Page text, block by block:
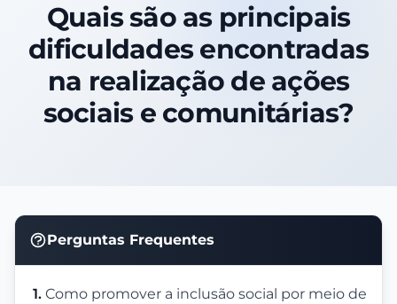
Quais são as principais
dificuldades encontradas
na realização de ações
sociais e comunitárias?
Perguntas Frequentes
1. Como promover a inclusão social por meio de